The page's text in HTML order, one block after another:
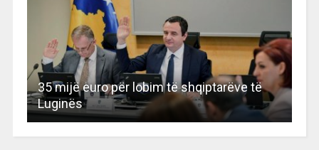
35 mijë euro për lobim të shqiptarëve të
Luginës